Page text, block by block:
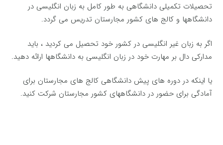
تحصیلات تکمیلی دانشگاهی به طور کامل به زبان انگلیسی در
دانشگاهها و کالج های کشور مجارستان تدریس می گردد.
اگر به زبان غیر انگلیسی در کشور خود تحصیل می کردید ، باید
مدارکی دال بر مهارت خود در زبان انگلیسی به دانشگاهها ارائه دهید.
یا اینکه در دوره های پیش دانشگاهی کالج های مجارستان برای
آمادگی برای حضور در دانشگاههای کشور مجارستان شرکت کنید.